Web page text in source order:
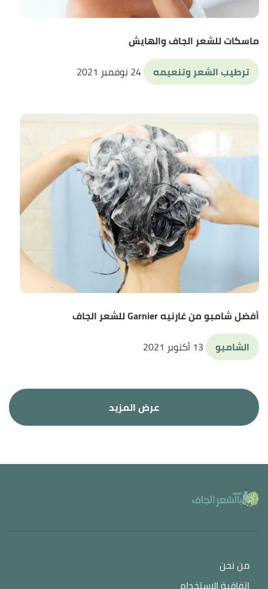
ماسكات للشعر الجاف والهايش
ترطيب الشعر وتنعيمه
24 نوفمبر 2021
أفضل شامبو من غارنيه Garnier للشعر الجاف
الشامبو
13 أكتوبر 2021
من نحن